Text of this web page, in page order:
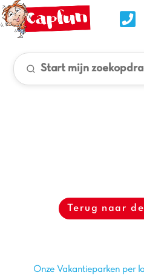
Start mijn
Terug naar
Onze Vakantieparken per